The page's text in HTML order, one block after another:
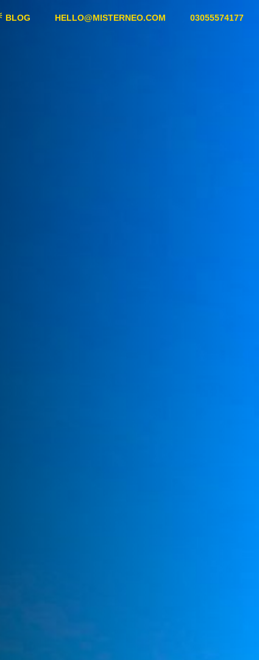
BLOG HELLO@MISTERNEO.COM 03055574177